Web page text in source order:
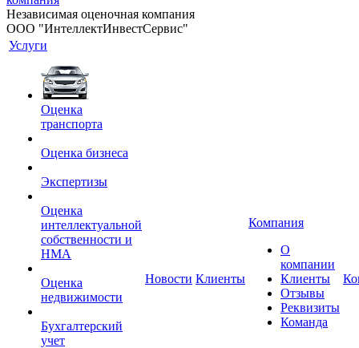
Независимая оценочная компания
ООО "ИнтеллектИнвестСервис"
Услуги
Оценка
транcпорта
Оценка бизнеса
Экспертизы
Оценка
интеллектуальной
собственности и
НМА
Оценка
недвижимости
Бухгалтерский
учет
Новости Клиенты
Компания
О
компании
Клиенты
Отзывы
Реквизиты
Команда